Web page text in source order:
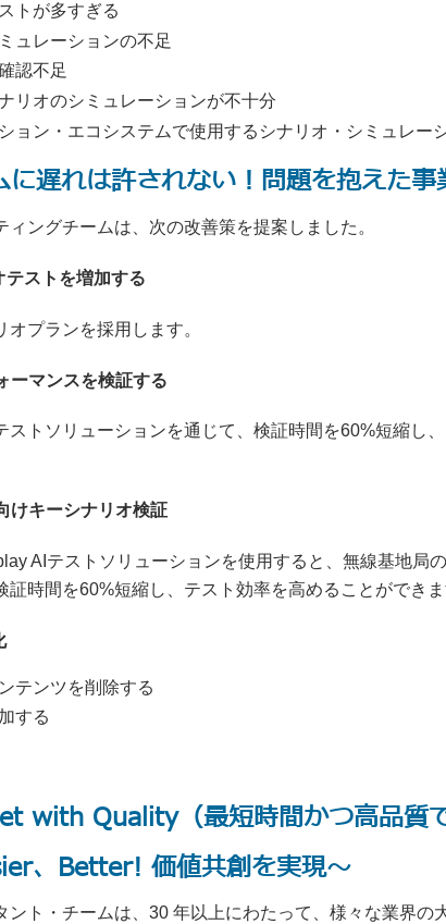
トが多すぎる
ュレーションの不足
認不足
リオのシミュレーションが不十分
ョン・エコシステムで使用するシナリオ・シミュレー
に遅れは許されない！問題を抱えた
ィングチームは、次の改善策を提案しました。
ストを増加する
プランを採用します。
ーマンスを検証する
ストソリューションを通じて、検証時間を60%短縮し
キーシナリオ検証
AIテストソリューションを使用すると、無線基地局
証時間を60%短縮し、テスト効率を高めることができま
テンツを削除する
する
with Quality（最短時間かつ高品質で
、Better! 価値共創を実現～
ント・チームは、30 年以上にわたって、様々な業界の